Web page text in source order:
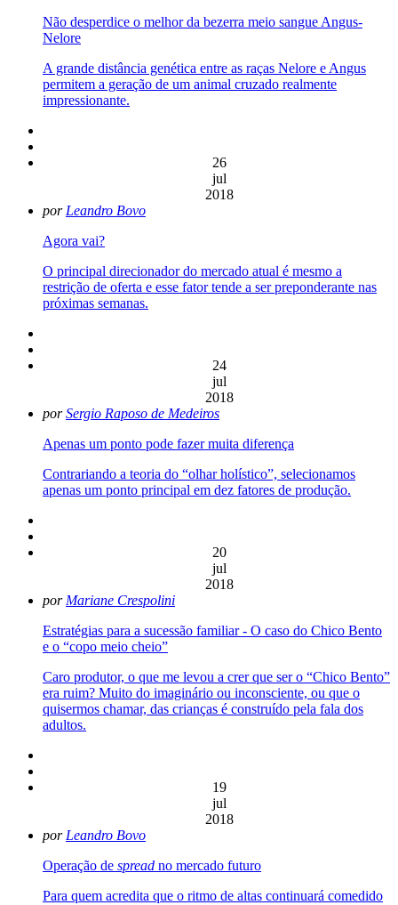
Não desperdice o melhor da bezerra meio sangue Angus-
Nelore
A grande distância genética entre as raças Nelore e Angus
permitem a geração de um animal cruzado realmente
impressionante.
26
jul
2018
por Leandro Bovo
Agora vai?
O principal direcionador do mercado atual é mesmo a
restrição de oferta e esse fator tende a ser preponderante nas
próximas semanas.
24
jul
2018
porSergio Raposo de Medeiros
Apenas um ponto pode fazer muita diferença
Contrariando a teoria do “olhar holístico”, selecionamos
apenas um ponto principal em dez fatores de produção.
20
jul
2018
por Mariane Crespolini
Estratégias para a sucessão familiar - O caso do Chico Bento
e o “copo meio cheio”
Caro produtor, o que me levou a crer que ser o “Chico Bento”
era ruim? Muito do imaginário ou inconsciente, ou que o
quisermos chamar, das crianças é construído pela fala dos
adultos.
19
jul
2018
por Leandro Bovo
Operação de spread no mercado futuro
Para quem acredita que o ritmo de altas continuará comedido